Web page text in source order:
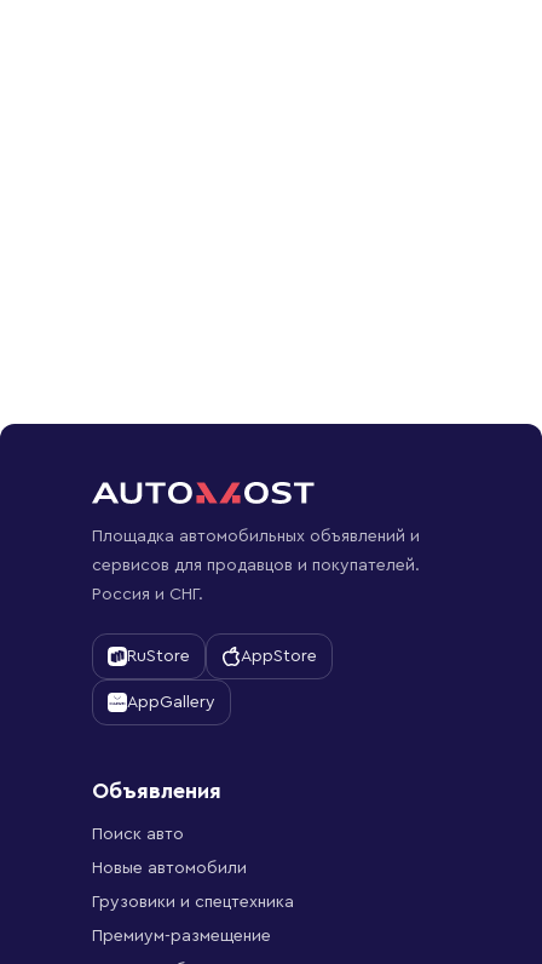
Площадка автомобильных объявлений и
сервисов для продавцов и покупателей.
Россия и СНГ.
RuStore AppStore
AppGallery
Объявления
Поиск авто
Новые автомобили
Грузовики и спецтехника
Премиум-размещение